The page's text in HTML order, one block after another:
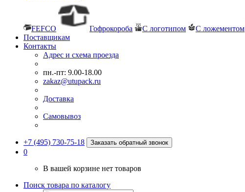
FEFCO Гофрокороба С логотипом С ложементом
Поставщикам
Контакты
Адрес и схема проезда
пн.-пт: 9.00-18.00
zakaz@utupack.ru
Доставка
Самовывоз
+7 (495) 730-75-18 Заказать обратный звонок
0
В вашей корзине нет товаров
Поиск товара по каталогу